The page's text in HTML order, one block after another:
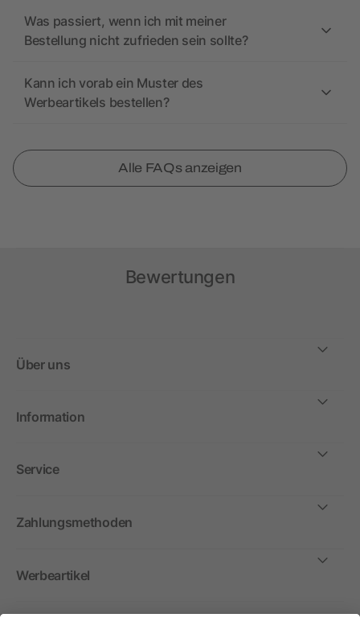
Was passiert, wenn ich mit meiner
Bestellung nicht zufrieden sein sollte?
Kann ich vorab ein Muster des
Werbeartikels bestellen?
Alle FAQs anzeigen
Bewertungen
Über uns
Information
Service
Zahlungsmethoden
Werbeartikel